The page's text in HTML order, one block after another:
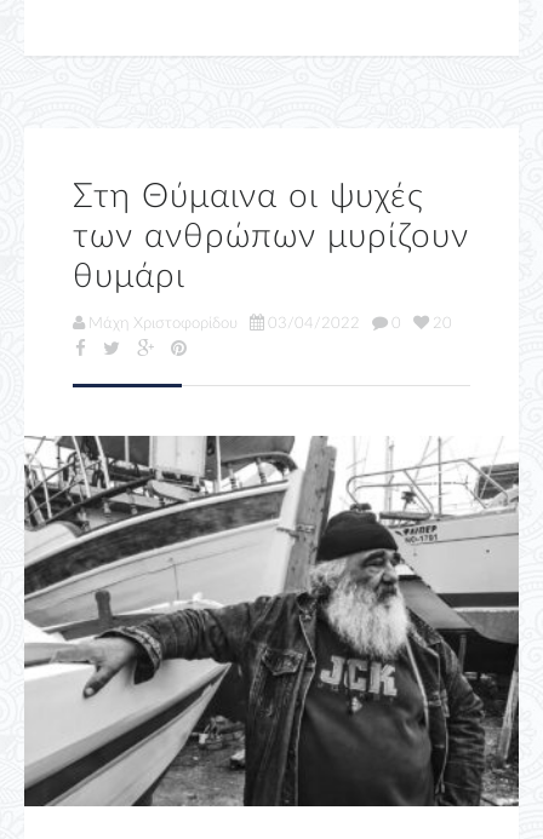
Στη Θύμαινα οι ψυχές
των ανθρώπων μυρίζουν
θυμάρι
Μάχη Χριστοφορίδου 03/04/2022 0 20